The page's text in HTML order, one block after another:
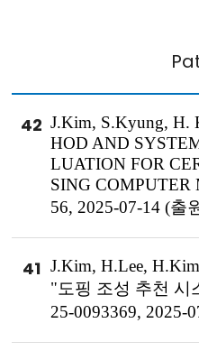
42 J.Kim, S.Kyung, H.
HOD AND
LUATION FOR
SING COMPUTER
56, 2025-07-14 (출
41 J.Kim, H.Lee,
"도핑 조성 추천 시
25-0093369, 2025-